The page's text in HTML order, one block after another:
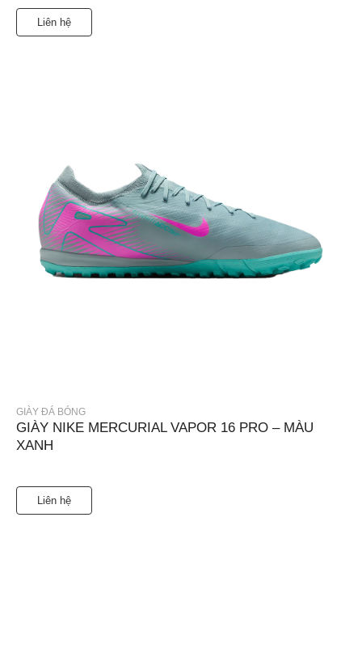
Liên hệ
GIÀY ĐÁ BÓNG
GIÀY NIKE MERCURIAL VAPOR 16 PRO – MÀU
XANH
Liên hệ